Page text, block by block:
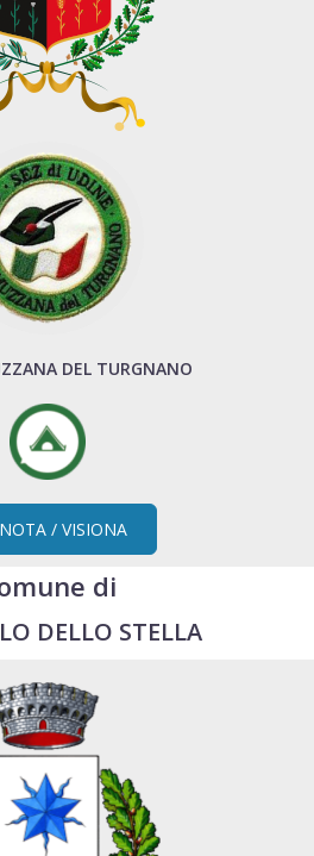
DEL TURGNANO
/ VISIONA
di
DELLO STELLA